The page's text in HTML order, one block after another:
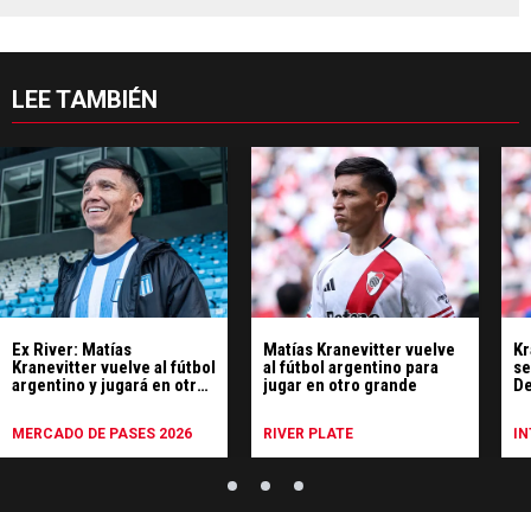
LEE TAMBIÉN
Ex River: Matías
Kranevitter vuelve al fútbol
argentino y jugará en otro
MERCADO DE PASES 2026
Matías Kranevitter vuelve
al fútbol argentino para
jugar en otro grande
RIVER PLATE